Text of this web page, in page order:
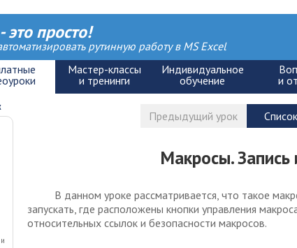
это просто!
рутинную работу в MS Excel
Макросы. Запись
В данном уроке рассматривается, что такое
запускать, где расположены кнопки управления
относительных ссылок и безопасности макросов.